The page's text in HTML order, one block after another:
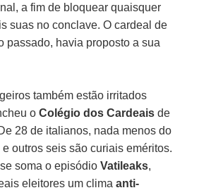
a fim de bloquear quaisquer
suas no conclave. O cardeal de
passado, havia proposto a sua
também estão irritados
oColégio dos Cardeaisde
28 de italianos, nada menos do
outros seis são curiais eméritos.
soma o episódioVatileaks,
eleitores um climaanti-